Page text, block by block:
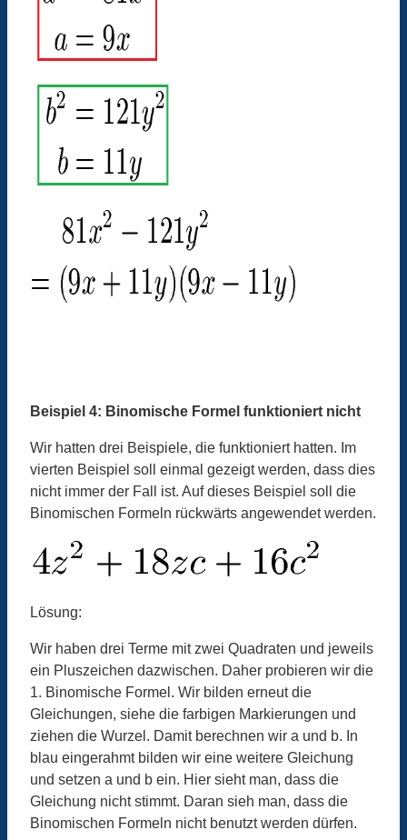
Beispiel 4: Binomische Formel funktioniert nicht
Wir hatten drei Beispiele, die funktioniert hatten. Im
vierten Beispiel soll einmal gezeigt werden, dass dies
nicht immer der Fall ist. Auf dieses Beispiel soll die
Binomischen Formeln rückwärts angewendet werden.
Lösung:
Wir haben drei Terme mit zwei Quadraten und jeweils
ein Pluszeichen dazwischen. Daher probieren wir die
1. Binomische Formel. Wir bilden erneut die
Gleichungen, siehe die farbigen Markierungen und
ziehen die Wurzel. Damit berechnen wir a und b. In
blau eingerahmt bilden wir eine weitere Gleichung
und setzen a und b ein. Hier sieht man, dass die
Gleichung nicht stimmt. Daran sieh man, dass die
Binomischen Formeln nicht benutzt werden dürfen.